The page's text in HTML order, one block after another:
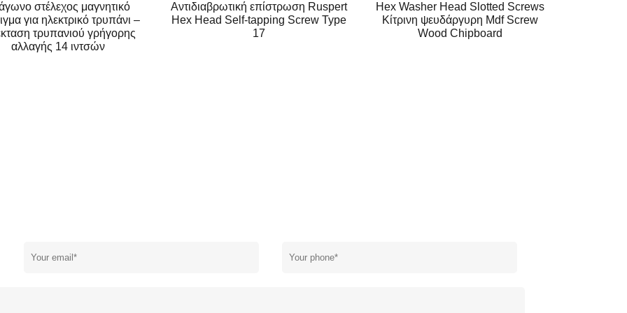
επίστρωση Ruspert
Self-tapping Screw Type
17
Hex Washer Head Slotted Screws
Κίτρινη ψευδάργυρη Mdf Screw
Wood Chipboard
Εξάγωνη κεφαλή ροδέλας Ruspert
Self Drilling Screw Διπλό σπείρωμα